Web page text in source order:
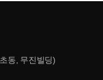
동, 무진빌딩)